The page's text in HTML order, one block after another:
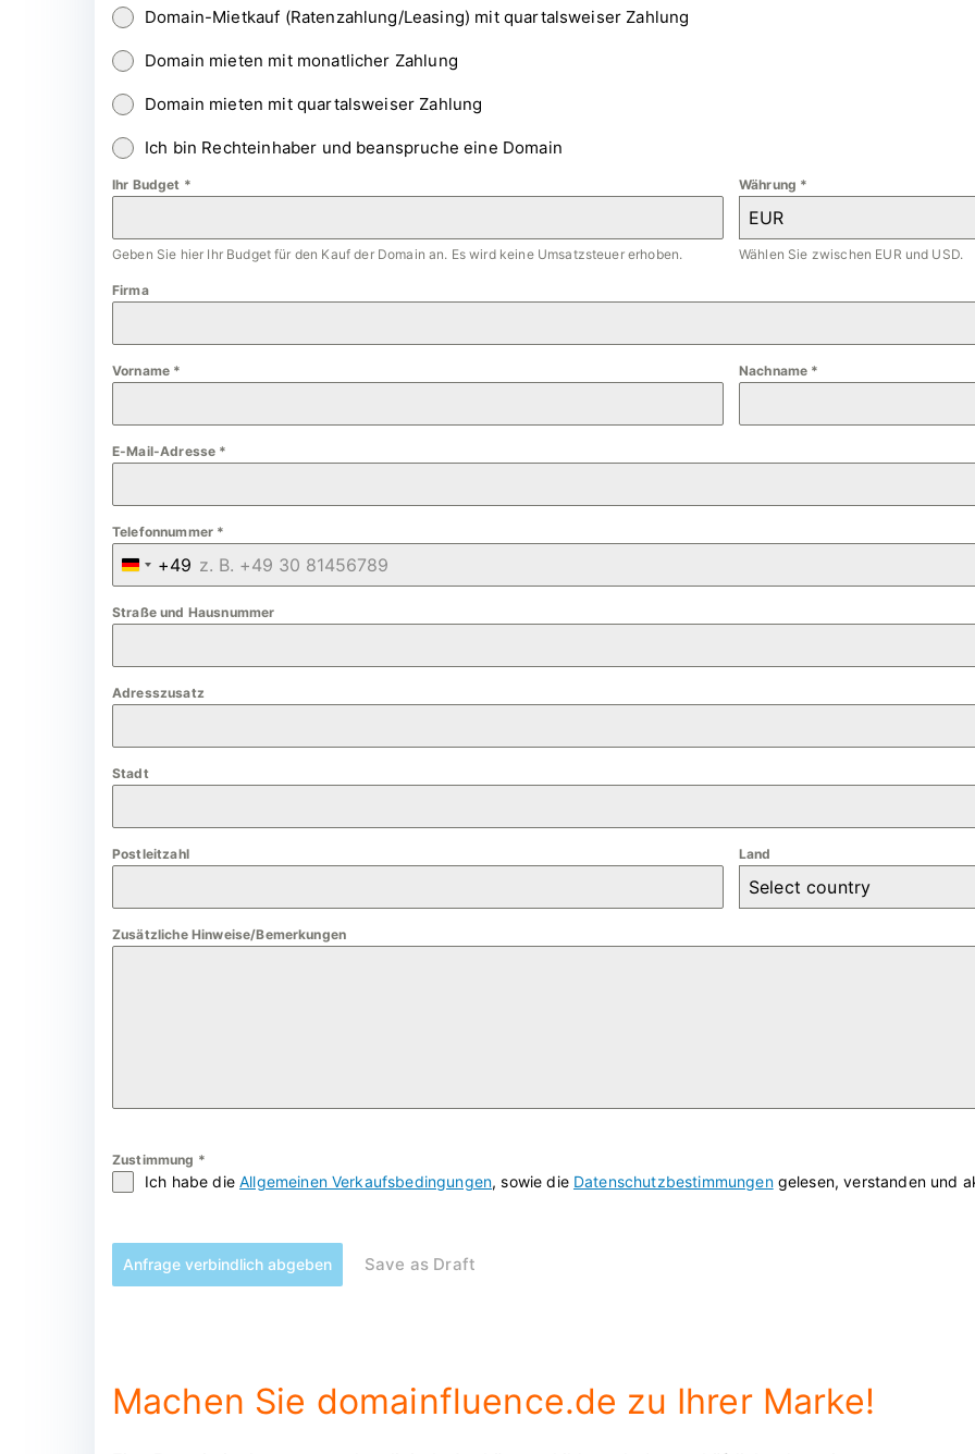
Domain-Mietkauf (Ratenzahlung/Leasing) mit quartalsweiser Zahlung
Domain mieten mit monatlicher Zahlung
Domain mieten mit quartalsweiser Zahlung
Ich bin Rechteinhaber und beanspruche eine Domain
Ihr Budget *
Geben Sie hier Ihr Budget für den Kauf der Domain an. Es wird keine Umsatzsteuer erhoben.
Währung *
EUR
Wählen Sie zwischen EUR und USD.
Firma
Vorname * Nachname *
E-Mail-Adresse *
Telefonnummer *
G
e
m
a
+
9
+49
Straße und Hausnummer
Adresszusatz
Stadt
Postleitzahl Land
Select country
Zusätzliche Hinweise/Bemerkungen
Zustimmung *
Ich habe dieAllgemeinen Verkaufsbedingungen, sowie die Datenschutzbestimmungengelesen, verstanden und
Anfrage verbindlich abgeben Save as Draft
Machen Sie domainfluence.de zu Ihrer Marke!